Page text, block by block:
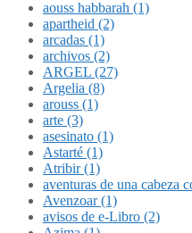
aouss habbarah (1)
apartheid (2)
arcadas (1)
archivos (2)
ARGEL (27)
Argelia (8)
arouss (1)
arte (3)
asesinato (1)
Astarté (1)
Atribir (1)
aventuras de una cabeza
Avenzoar (1)
avisos de e-Libro (2)